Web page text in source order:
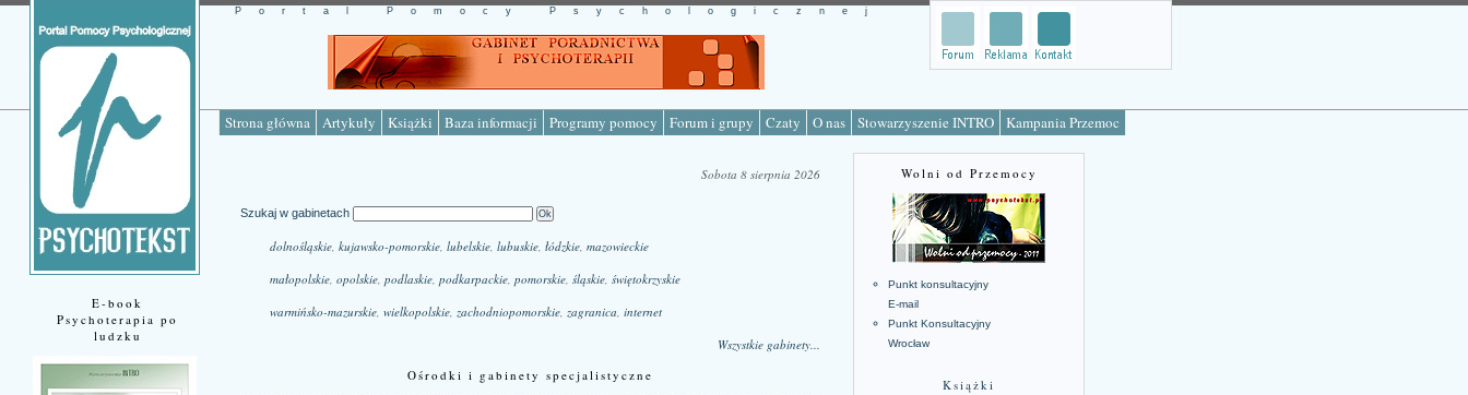
Strona główna Artykuły Książki Baza informacji Programy pomocy Forum i grupy Czaty O nas Stowarzyszenie INTRO Kampania Przemoc
Portal Pomocy Psychologicznej
E-book
Psychoterapia po
ludzku
Sobota 8 sierpnia 2026
Szukaj w gabinetach
dolnośląskie, kujawsko-pomorskie, lubelskie, lubuskie, łódzkie, mazowieckie
małopolskie, opolskie, podlaskie, podkarpackie, pomorskie, śląskie, świętokrzyskie
warmińsko-mazurskie, wielkopolskie, zachodniopomorskie, zagranica, internet
Wszystkie gabinety...
Ośrodki i gabinety specjalistyczne
Wolni od Przemocy
Punkt konsultacyjny
E-mail
Punkt Konsultacyjny
Wrocław
Książki